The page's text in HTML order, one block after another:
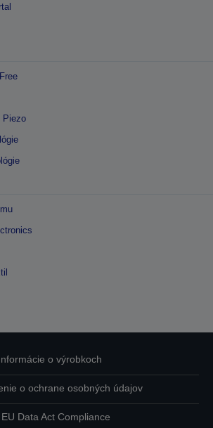
Piezo
o výrobkoch
o ochrane osobných údajov
EU Data Act Compliance